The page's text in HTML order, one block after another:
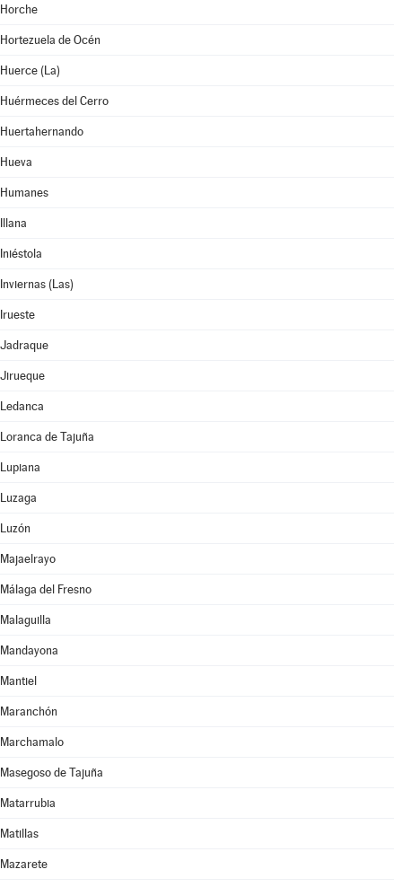
Horche
Hortezuela de Océn
Huerce (La)
Huérmeces del Cerro
Huertahernando
Hueva
Humanes
Illana
Iniéstola
Inviernas (Las)
Irueste
Jadraque
Jirueque
Ledanca
Loranca de Tajuña
Lupiana
Luzaga
Luzón
Majaelrayo
Málaga del Fresno
Malaguilla
Mandayona
Mantiel
Maranchón
Marchamalo
Masegoso de Tajuña
Matarrubia
Matillas
Mazarete